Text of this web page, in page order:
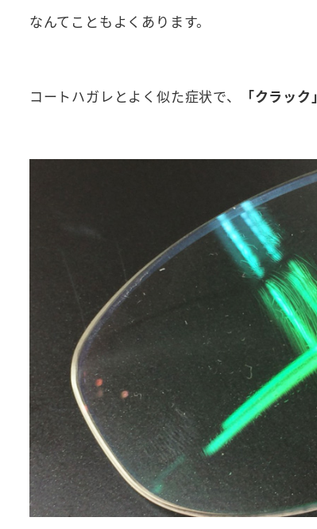
なんてこともよくあります。
コートハガレとよく似た症状で、 「クラック」